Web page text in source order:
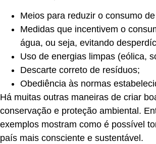
Meios para reduzir o consumo
Medidas que incentivem o
água, ou seja, evitando
Uso de energias limpas (eólica,
Descarte correto de resíduos;
Obediência às normas
Há muitas outras maneiras de criar
conservação e proteção ambiental.
exemplos mostram como é possível
país mais consciente e sustentável.